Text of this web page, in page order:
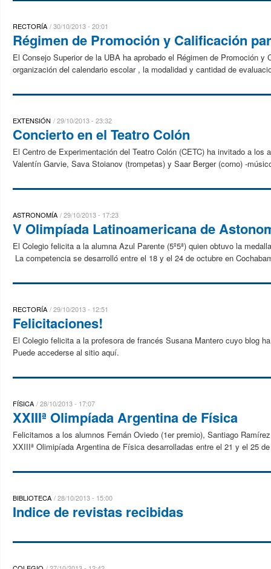
RECTORÍA 30/10/2013 - 20:01
Régimen de Promoción y Calificación
El Consejo Superior de la UBA ha aprobado el Régimen de Promoción
organización del calendario escolar , la modalidad y cantidad de
EXTENSIÓN 29/10/2013 - 23:32
Concierto en el Teatro Colón
El Centro de Experimentación del Teatro Colón (CETC) ha invitado a
Valentín Garvie, Sava Stoianov (trompetas) y Saar Berger (corno) -
ASTRONOMÍA 29/10/2013 - 17:23
V Olimpíada Latinoamericana de
El Colegio felicita a la alumna Azul Parente (5º5ª) quien obtuvo la
La competencia se desarrolló entre el 18 y el 24 de octubre en
RECTORÍA 29/10/2013 - 12:51
Felicitaciones!
El Colegio felicita a la profesora de francés Susana Mantero cuyo blog
Puede accederse al sitio aquí.
FÍSICA 28/10/2013 - 17:07
XXIIIª Olimpíada Argentina de Física
Felicitamos a los alumnos Fernán Oviedo (1er premio), Santiago
XXIIIª Olimipíada Argentina de Física desarrolladas entre el 21 y el 25
BIBLIOTECA 28/10/2013 - 15:00
Indice de revistas recibidas